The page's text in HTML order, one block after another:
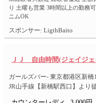
り 土曜も営業 3時間以上の勤務
ニムOK
スポンサー: LigthBaito
ＪＪ 自由時間(ジェイジ
ガールズバー- 東京都港区新
JR山手線【新橋駅西口】よ